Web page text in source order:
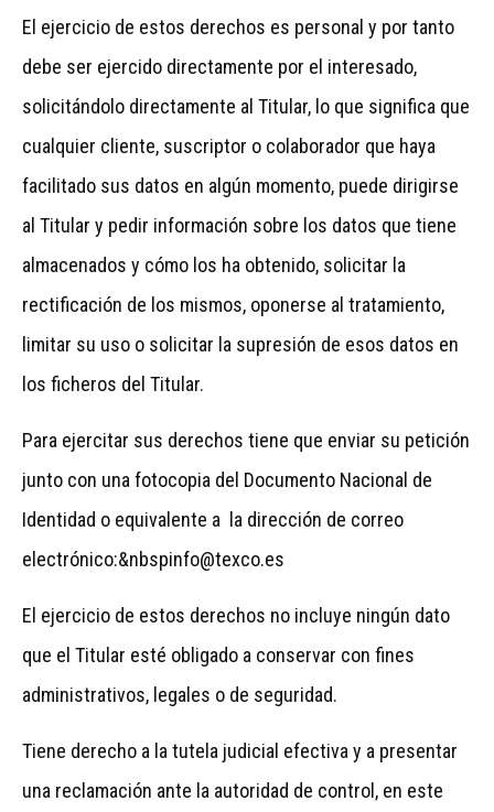
El ejercicio de estos derechos es personal y por tanto
debe ser ejercido directamente por el interesado,
solicitándolo directamente al Titular, lo que significa que
cualquier cliente, suscriptor o colaborador que haya
facilitado sus datos en algún momento, puede dirigirse
al Titular y pedir información sobre los datos que tiene
almacenados y cómo los ha obtenido, solicitar la
rectificación de los mismos, oponerse al tratamiento,
limitar su uso o solicitar la supresión de esos datos en
los ficheros del Titular.
Para ejercitar sus derechos tiene que enviar su petición
junto con una fotocopia del Documento Nacional de
Identidad o equivalente a la dirección de correo
electrónico:&nbspinfo@texco.es
El ejercicio de estos derechos no incluye ningún dato
que el Titular esté obligado a conservar con fines
administrativos, legales o de seguridad.
Tiene derecho a la tutela judicial efectiva y a presentar
una reclamación ante la autoridad de control, en este